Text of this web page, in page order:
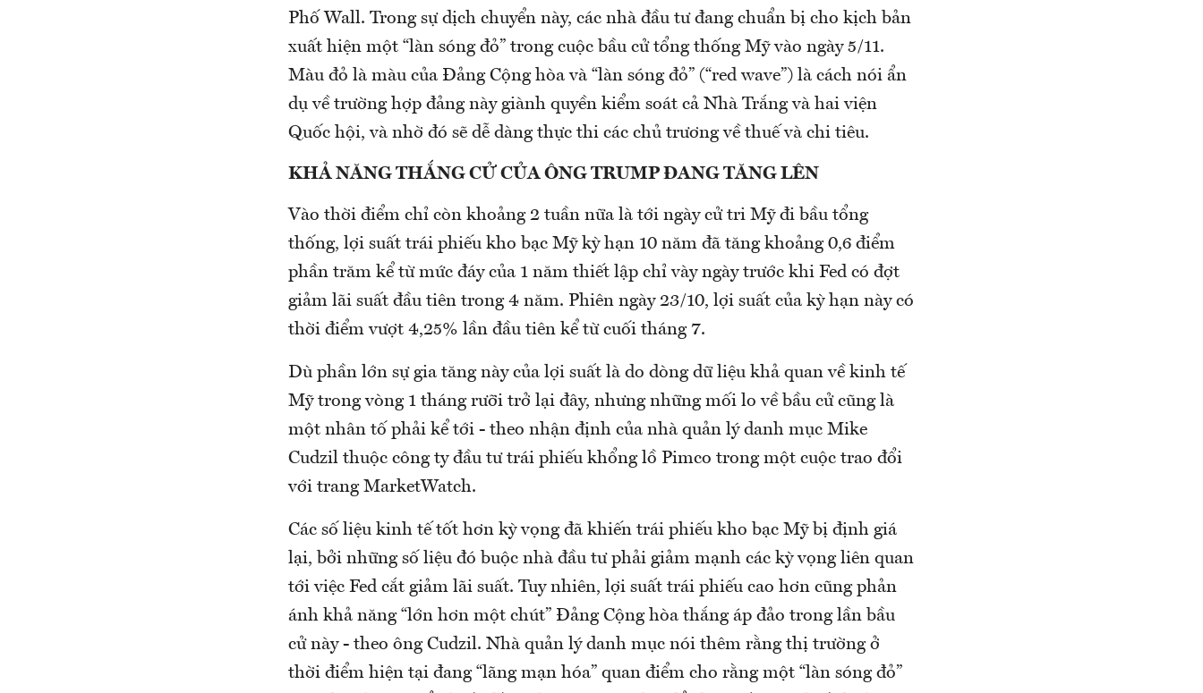
Phố Wall. Trong sự dịch chuyển này, các nhà đầu tư đang chuẩn bị cho kịch bản
xuất hiện một “làn sóng đỏ” trong cuộc bầu cử tổng thống Mỹ vào ngày 5/11.
Màu đỏ là màu của Đảng Cộng hòa và “làn sóng đỏ” (“red wave”) là cách nói ẩn
dụ về trường hợp đảng này giành quyền kiểm soát cả Nhà Trắng và hai viện
Quốc hội, và nhờ đó sẽ dễ dàng thực thi các chủ trương về thuế và chi tiêu.
KHẢ NĂNG THẮNG CỬ CỦA ÔNG TRUMP ĐANG TĂNG LÊN
Vào thời điểm chỉ còn khoảng 2 tuần nữa là tới ngày cử tri Mỹ đi bầu tổng
thống, lợi suất trái phiếu kho bạc Mỹ kỳ hạn 10 năm đã tăng khoảng 0,6 điểm
phần trăm kể từ mức đáy của 1 năm thiết lập chỉ vày ngày trước khi Fed có đợt
giảm lãi suất đầu tiên trong 4 năm. Phiên ngày 23/10, lợi suất của kỳ hạn này có
thời điểm vượt 4,25% lần đầu tiên kể từ cuối tháng 7.
Dù phần lớn sự gia tăng này của lợi suất là do dòng dữ liệu khả quan về kinh tế
Mỹ trong vòng 1 tháng rưỡi trở lại đây, nhưng những mối lo về bầu cử cũng là
một nhân tố phải kể tới - theo nhận định của nhà quản lý danh mục Mike
Cudzil thuộc công ty đầu tư trái phiếu khổng lồ Pimco trong một cuộc trao đổi
với trang MarketWatch.
Các số liệu kinh tế tốt hơn kỳ vọng đã khiến trái phiếu kho bạc Mỹ bị định giá
lại, bởi những số liệu đó buộc nhà đầu tư phải giảm mạnh các kỳ vọng liên quan
tới việc Fed cắt giảm lãi suất. Tuy nhiên, lợi suất trái phiếu cao hơn cũng phản
ánh khả năng “lớn hơn một chút” Đảng Cộng hòa thắng áp đảo trong lần bầu
cử này - theo ông Cudzil. Nhà quản lý danh mục nói thêm rằng thị trường ở
thời điểm hiện tại đang “lãng mạn hóa” quan điểm cho rằng một “làn sóng đỏ”